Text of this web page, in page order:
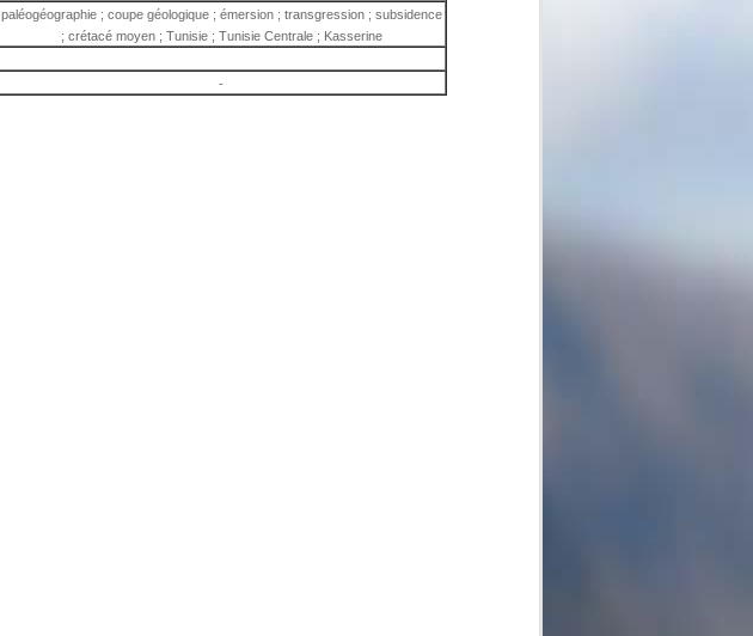
paléogéographie ; coupe géologique ; émersion ; transgression ; subsidence
; crétacé moyen ; Tunisie ; Tunisie Centrale ; Kasserine
-